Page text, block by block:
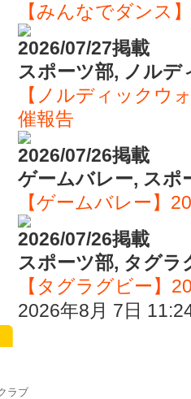
【みんなでダンス
2026/07/27掲載
スポーツ部, ノル
【ノルディックウ
催報告
2026/07/26掲載
ゲームバレー, スポ
【ゲームバレー】
2026/07/26掲載
スポーツ部, タグラ
【タグラグビー】
2026年8月 7日
ラブ